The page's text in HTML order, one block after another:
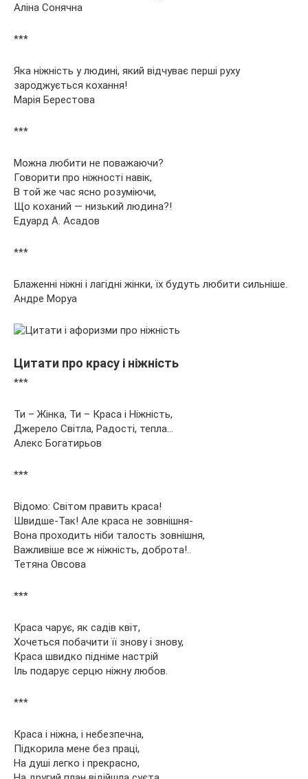
Аліна Сонячна
***
Яка ніжність у людині, який відчуває перші руху
зароджується кохання!
Марія Берестова
***
Можна любити не поважаючи?
Говорити про ніжності навік,
В той же час ясно розуміючи,
Що коханий — низький людина?!
Едуард А. Асадов
***
Блаженні ніжні і лагідні жінки, їх будуть любити сильніше.
Андре Моруа
Цитати про красу і ніжність
***
Ти – Жінка, Ти – Краса і Ніжність,
Джерело Світла, Радості, тепла…
Алекс Богатирьов
***
Відомо: Світом править краса!
Швидше-Так! Але краса не зовнішня-
Вона проходить ніби талость зовнішня,
Важливіше все ж ніжність, доброта!..
Тетяна Овсова
***
Краса чарує, як садів квіт,
Хочеться побачити її знову і знову,
Краса швидко підніме настрій
Іль подарує серцю ніжну любов.
***
Краса і ніжна, і небезпечна,
Підкорила мене без праці,
На душі легко і прекрасно,